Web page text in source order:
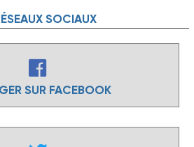
SOCIAUX
SUR FACEBOOK